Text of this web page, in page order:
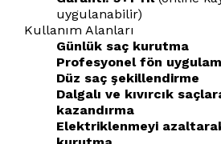
uygulanabilir)
Kullanım Alanları
Günlük saç kurutma
Profesyonel fön
Düz saç şekillendirme
Dalgalı ve kıvırcık
kazandırma
Elektriklenmeyi